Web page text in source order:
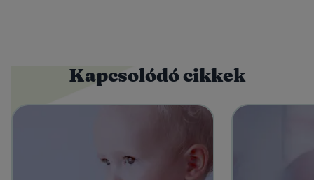
Kapcsolódó cikkek